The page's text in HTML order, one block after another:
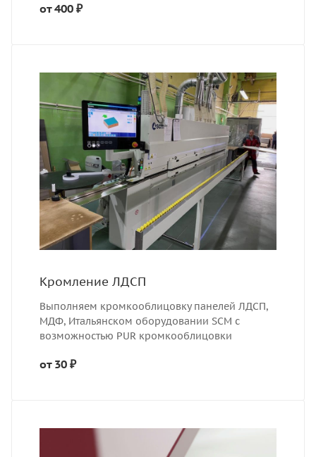
от 400 ₽
Кромление ЛДСП
Выполняем кромкооблицовку панелей ЛДСП,
МДФ, Итальянском оборудовании SCM с
возможностью PUR кромкооблицовки
от 30 ₽